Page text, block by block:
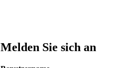
Melden Sie sich an